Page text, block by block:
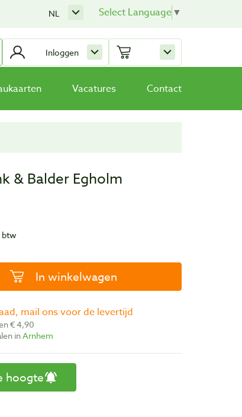
Select Language▼
NL
Inloggen
Vacatures Contact
& Balder Egholm
btw
In winkelwagen
mail ons voor de levertijd
€ 4,90
inArnhem
hoogte